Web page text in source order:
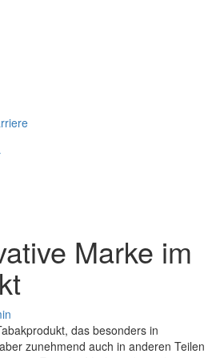
Marke im
das besonders in
zunehmend auch in anderen Teilen